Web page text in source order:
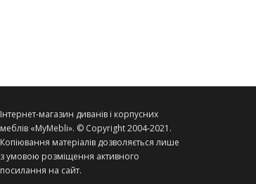
Інтернет-магазин диванів і корпусних
меблів «MyMebli». © Copyright 2004-2021.
Копіювання матеріалів дозволяється лише
з умовою розміщення активного
посилання на сайт.